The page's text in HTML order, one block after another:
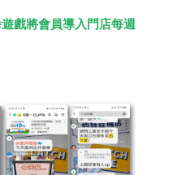
戲將會員導入門店每週